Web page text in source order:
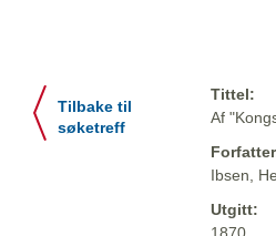
Tilbake til
søketreff
Tittel:
Af
Ibsen,
Utgitt: